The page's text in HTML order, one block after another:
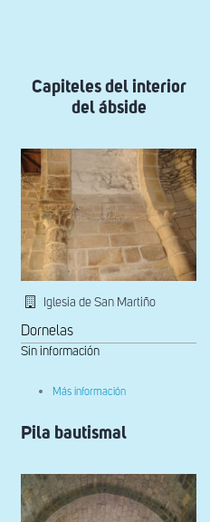
Capiteles del interior
del ábside
Iglesia de San Martiño
Dornelas
Sin información
Más información
Pila bautismal